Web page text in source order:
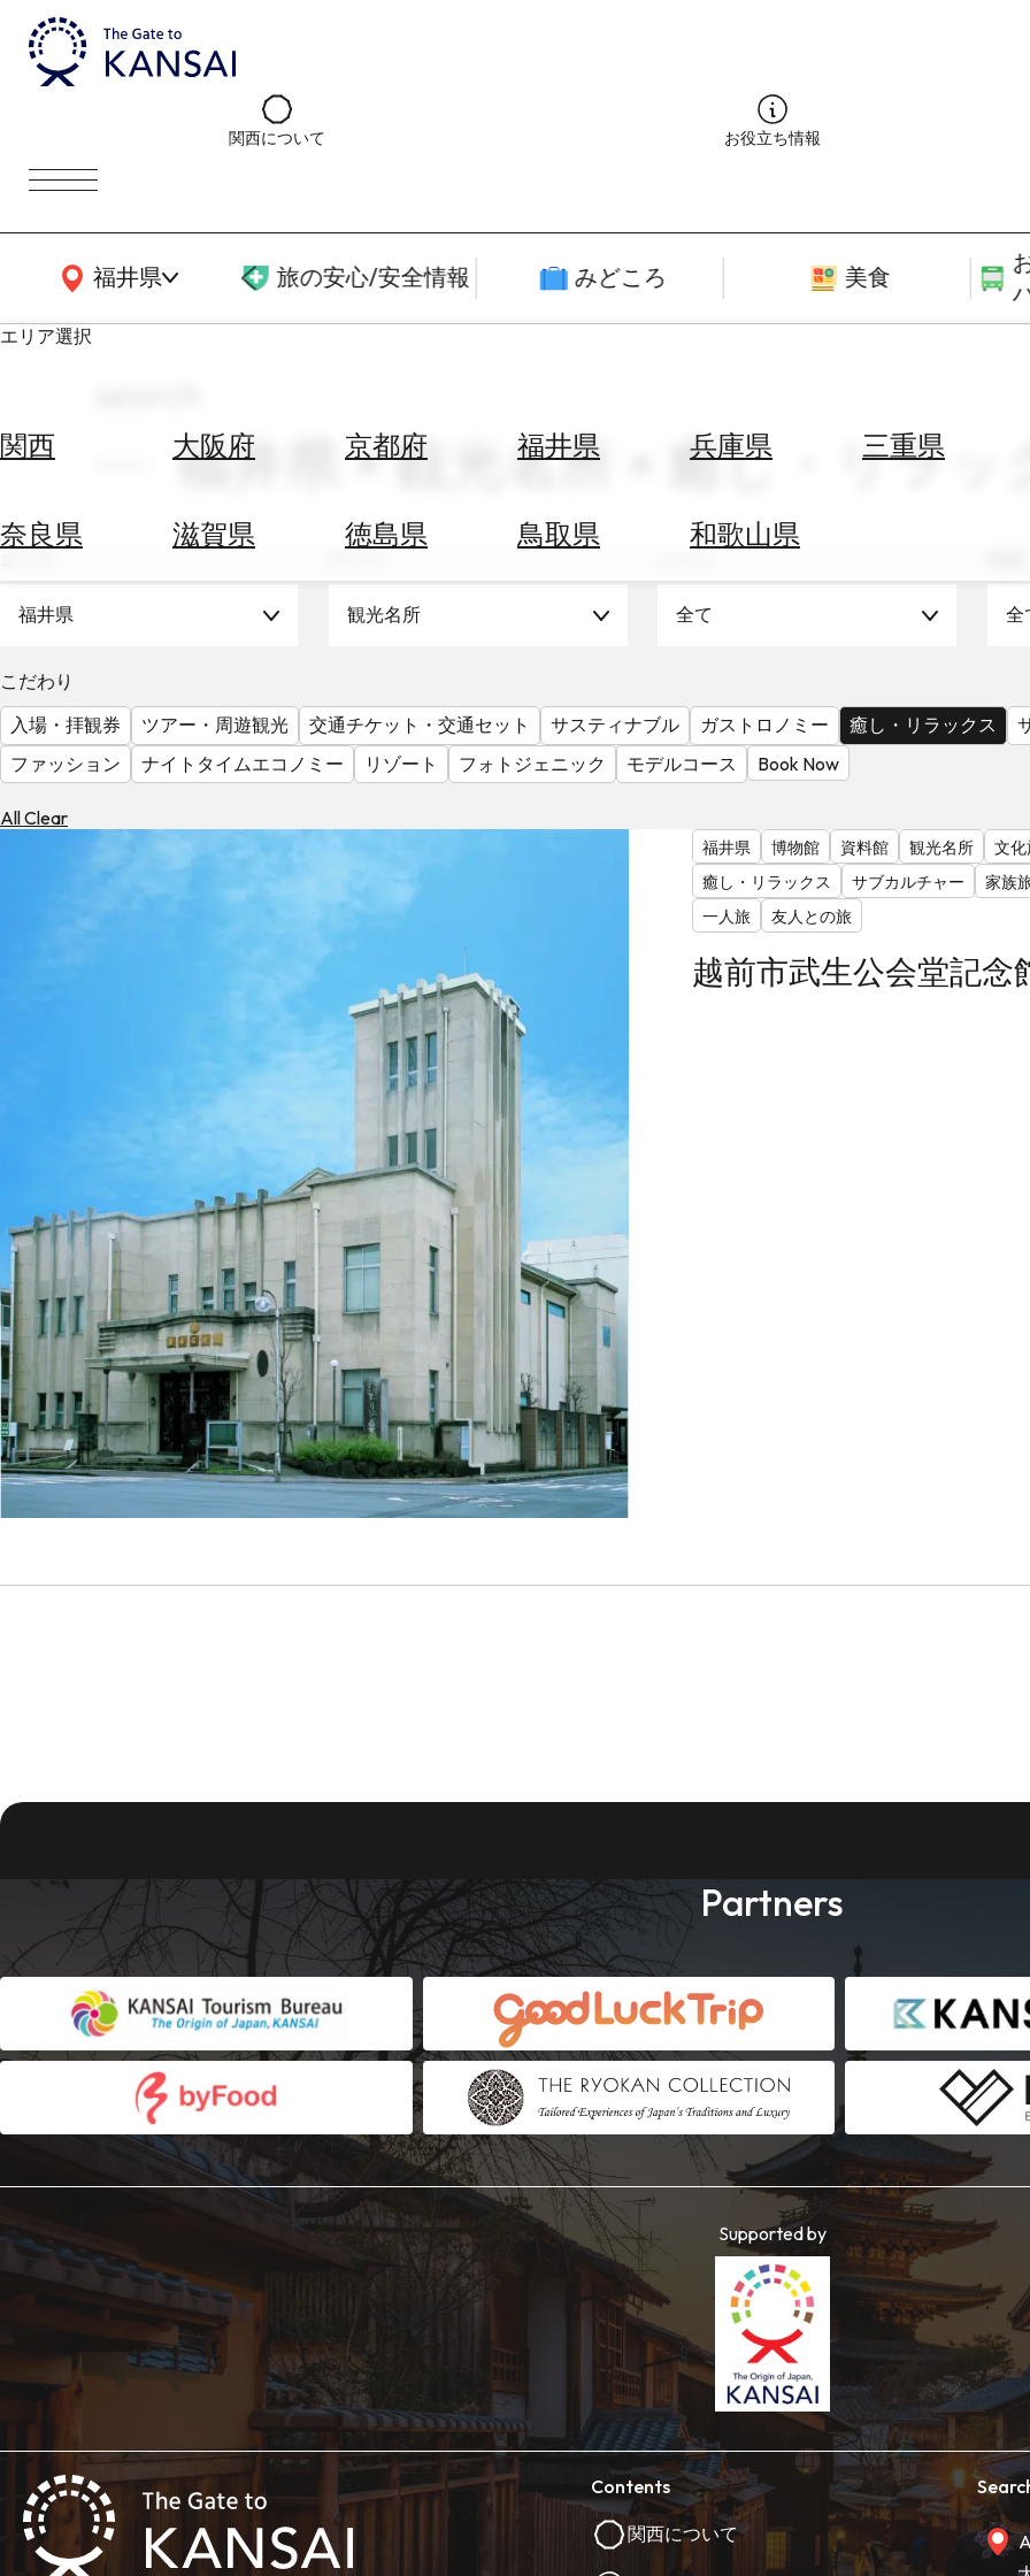
関西について お役立ち情報
福井県
関西広域MAP 旅の安心/安全情報 みどころ 美食
エリア選択
関西 大阪府 京都府 福井県 兵庫県 三重県
奈良県 滋賀県 徳島県 鳥取県 和歌山県
ホ
す
替
を
調
べ
天
を
福井県 × 観光名所 × 癒し・リラッ
福井県 観光名所 全て 全
こだわり
入場・拝観券
ツアー・周遊観光 交通チケット・交通セット サスティナブル ガストロノミー 癒し・リラックス
ファッション
ナイトタイムエコノミー リゾート フォトジェニック モデルコース Book Now
All Clear
福井県 博物館 資料館 観光名所 文化
癒し・リラックス
サブカルチャー 家族
一人旅
友人との旅
越前市武生公会堂記念
Partners
Supported by
Contents
関西について